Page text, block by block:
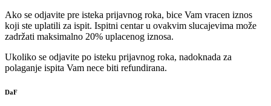
Ako se odjavite pre isteka prijavnog roka, bice Vam vracen iznos
koji ste uplatili za ispit. Ispitni centar u ovakvim slucajevima može
zadržati maksimalno 20% uplacenog iznosa.
Ukoliko se odjavite po isteku prijavnog roka, nadoknada za
polaganje ispita Vam nece biti refundirana.
DaF